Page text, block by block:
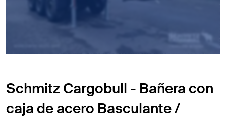
Schmitz Cargobull - Bañera con
caja de acero Basculante /